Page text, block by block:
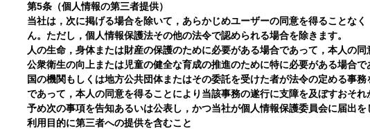
第5条（個人情報の第三者提供）
当社は，次に掲げる場合を除いて，あらかじめユーザーの同意を得ることな
ん。ただし，個人情報保護法その他の法令で認められる場合を除きます。
人の生命，身体または財産の保護のために必要がある場合であって，本人の
公衆衛生の向上または児童の健全な育成の推進のために特に必要がある場合
国の機関もしくは地方公共団体またはその委託を受けた者が法令の定める事
であって，本人の同意を得ることにより当該事務の遂行に支障を及ぼすおそれ
予め次の事項を告知あるいは公表し，かつ当社が個人情報保護委員会に届出を
利用目的に第三者への提供を含むこと